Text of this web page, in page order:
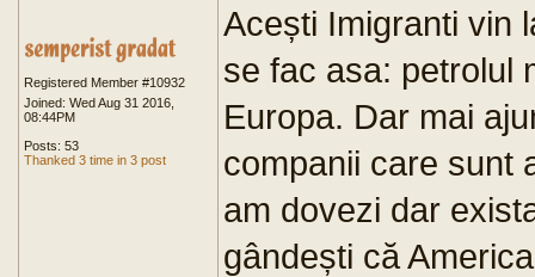
Registered Member #10932
Joined: Wed Aug 31 2016,
08:44PM
Posts: 53
Thanked 3 time in 3 post
Acești Imigranti vin
se fac asa: petrolul
Europa. Dar mai
companii care sunt
am dovezi dar
gândești că